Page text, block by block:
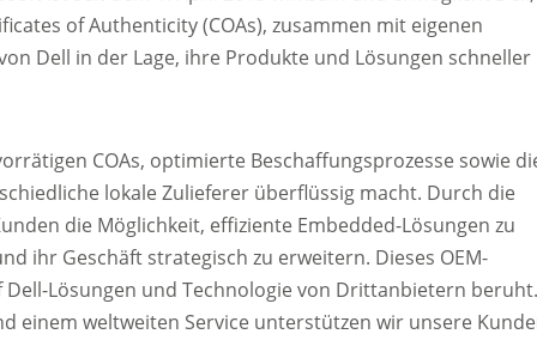
of Authenticity (COAs), zusammen mit eigenen
Dell in der Lage, ihre Produkte und Lösungen schneller
COAs, optimierte Beschaffungsprozesse sowie
lokale Zulieferer überflüssig macht. Durch die
die Möglichkeit, effiziente Embedded-Lösungen zu
ihr Geschäft strategisch zu erweitern. Dieses OEM-
Lösungen und Technologie von Drittanbietern beruht.
einem weltweiten Service unterstützen wir unsere